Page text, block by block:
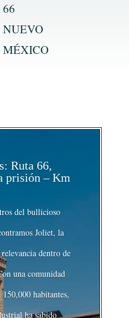
66
NUEVO
MÉXICO
Ruta 66,
prisión – Km
del bullicioso
Joliet, la
dentro de
una comunidad
habitantes,
ha sabido